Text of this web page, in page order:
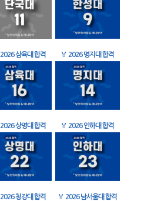
2026 삼육대 합격 🏅 2026 명지대 합격
2026 상명대 합격 🏅 2026 인하대 합격
2026 청강대 합격 🏅 2026 남서울대 합격